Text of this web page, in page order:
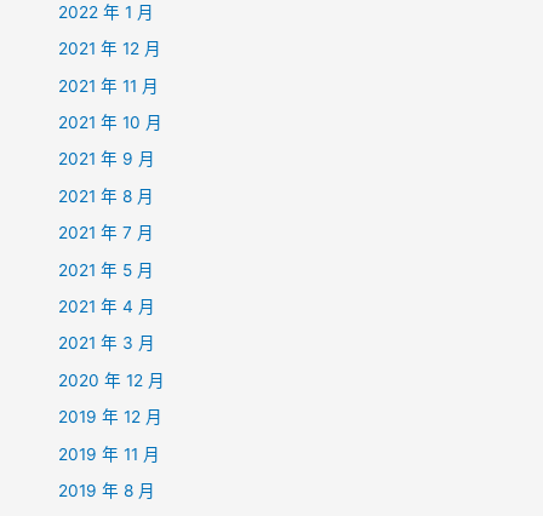
2022 年 1 月
2021 年 12 月
2021 年 11 月
2021 年 10 月
2021 年 9 月
2021 年 8 月
2021 年 7 月
2021 年 5 月
2021 年 4 月
2021 年 3 月
2020 年 12 月
2019 年 12 月
2019 年 11 月
2019 年 8 月